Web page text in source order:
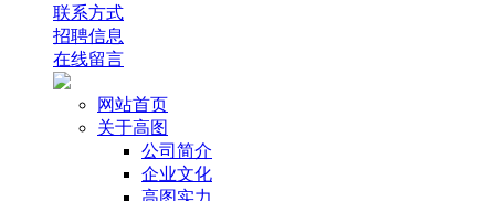
联系方式
招聘信息
在线留言
网站首页
关于高图
公司简介
企业文化
高图实力